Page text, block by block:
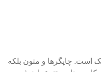
است. چاپگرها و متون بلکه